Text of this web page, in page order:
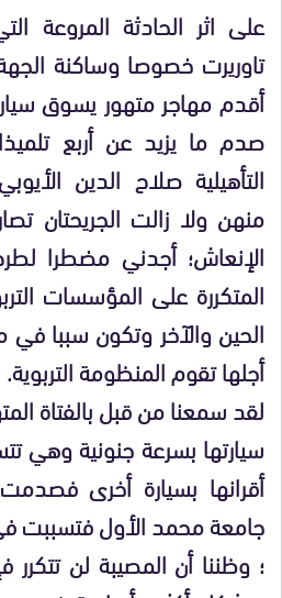
على اثر الحادثة المروعة
تاوريرت خصوصا وساكنة
أقدم مهاجر متهور يسوق
صدم ما يزيد عن أربع
التأهيلية صلاح الدين
منهن ولا زالت الجريحتان
الإنعاش؛ أجدني مضطرا
المتكررة على المؤسسات
الحين والآخر وتكون سببا
أجلها تقوم المنظومة التربوية.
لقد سمعنا من قبل بالفتاة
سيارتها بسرعة جنونية وهي
أقرانها بسيارة أخرى
جامعة محمد الأول فتسببت
؛ وظننا أن المصيبة لن تتكرر